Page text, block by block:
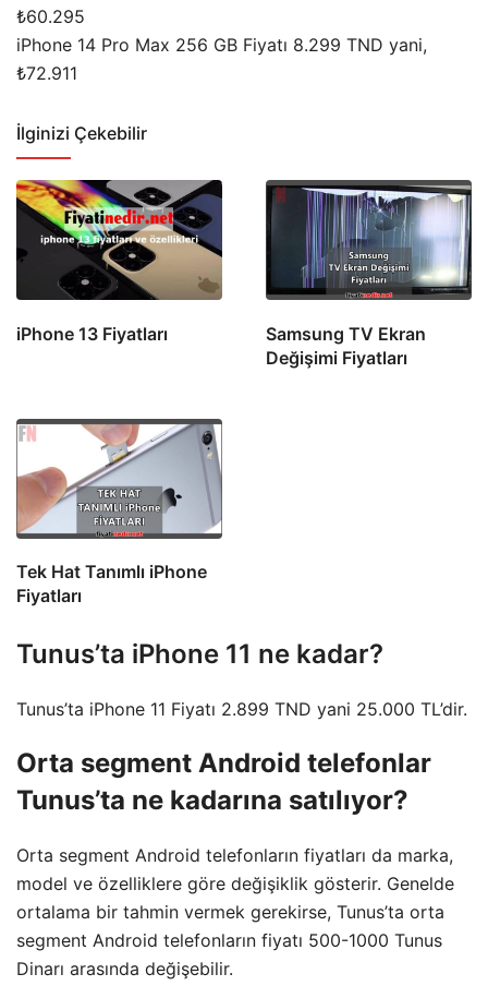
₺60.295
iPhone 14 Pro Max 256 GB Fiyatı 8.299 TND yani,
₺72.911
İlginizi Çekebilir
iPhone 13 Fiyatları
Samsung TV Ekran
Değişimi Fiyatları
Tek Hat Tanımlı iPhone
Fiyatları
Tunus’ta iPhone 11 ne kadar?
Tunus’ta iPhone 11 Fiyatı 2.899 TND yani 25.000 TL’dir.
Orta segment Android telefonlar
Tunus’ta ne kadarına satılıyor?
Orta segment Android telefonların fiyatları da marka,
model ve özelliklere göre değişiklik gösterir. Genelde
ortalama bir tahmin vermek gerekirse, Tunus’ta orta
segment Android telefonların fiyatı 500-1000 Tunus
Dinarı arasında değişebilir.